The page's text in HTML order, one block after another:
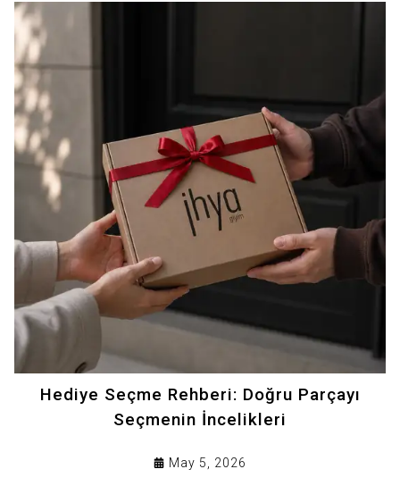
arasında yer alır. Siz de stilinizi güncellemek ve
zamansız bir görünüm yakalamak istiyorsanız, doğru
Hediye Seçme Rehberi: Doğru Parçayı
Seçmenin İncelikleri
May 5, 2026